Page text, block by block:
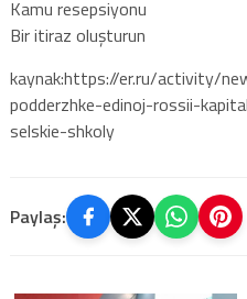
Kamu resepsiyonu
Bir itiraz oluşturun
kaynak:https://er.ru/activity/
podderzhke-edinoj-rossii-
selskie-shkoly
Paylaş: